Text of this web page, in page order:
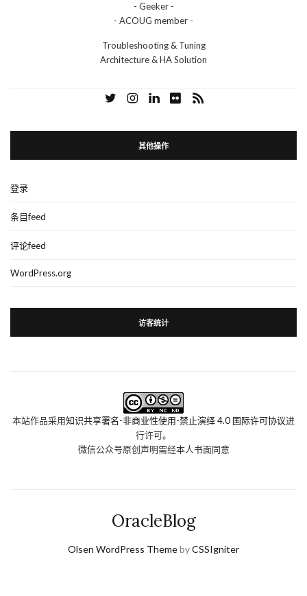
- Geeker -
- ACOUG member -
Troubleshooting & Tuning
Architecture & HA Solution
其他操作
登录
条目feed
评论feed
WordPress.org
访客统计
本站作品采用知识共享署名-非商业性使用-禁止演绎 4.0 国际许可协议进
行许可。
微信公众号原创声明需经本人书面同意
OracleBlog
Olsen WordPress ThemebyCSSIgniter